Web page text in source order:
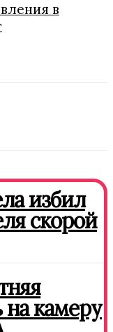
в
избил
скорой
на камеру